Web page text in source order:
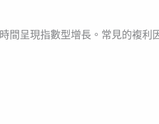
間呈現指數型增長。常見的複利